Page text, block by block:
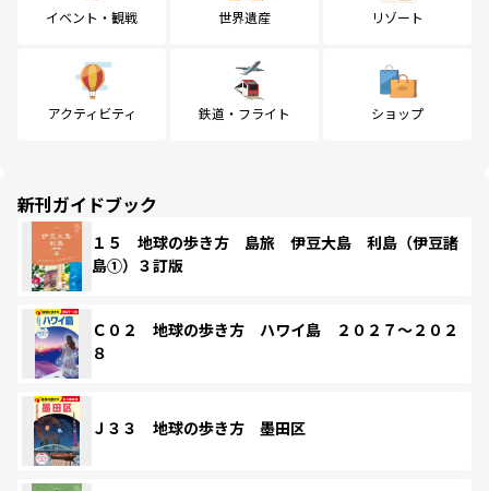
イベント・観戦 世界遺産 リゾート
アクティビティ 鉄道・フライト ショップ
新刊ガイドブック
１５ 地球の歩き方 島旅 伊豆大島 利島（伊豆諸
島①）３訂版
Ｃ０２ 地球の歩き方 ハワイ島 ２０２７～２０２
８
Ｊ３３ 地球の歩き方 墨田区